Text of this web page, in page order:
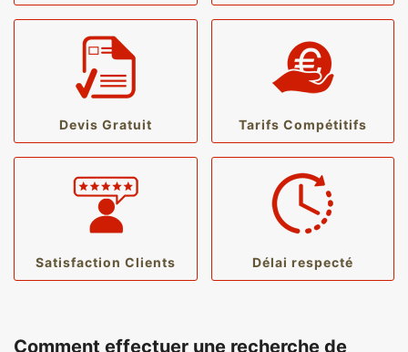
Devis Gratuit Tarifs Compétitifs
Satisfaction Clients Délai respecté
Comment effectuer une recherche de